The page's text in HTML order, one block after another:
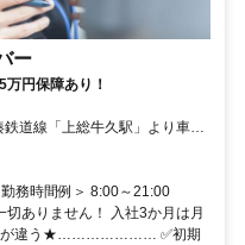
ー
万円保障あり！
務時間例＞ 8:00～21:00
ありません！ 入社3か月は月
コが違う★………………… ✅初期